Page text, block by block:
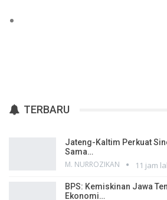
TERBARU
Jateng-Kaltim Perkuat
Sama…
M. NURROZIKAN 11 jam
BPS: Kemiskinan Jawa
Ekonomi…